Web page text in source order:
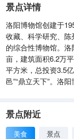
景点详情
洛阳博物馆创建于
收藏、科学研究、
的综合性博物馆。
亩，建筑面积6.2万
平方米，总投资3.5
邑”“鼎立天下”。洛
景点附近
美食 景点